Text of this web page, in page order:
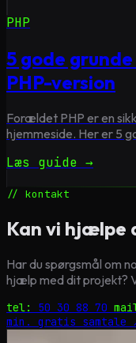
PHP
5 gode
PHP-version
Forældet PHP er en
hjemmeside. Her er 5
Læs guide →
// kontakt
Kan vi hjælpe
Har du spørgsmål om
hjælp med dit projekt?
tel: 50 30 88 70
min. gratis samtale